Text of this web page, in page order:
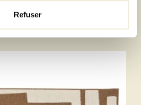
Refuser
CM - IDAHO